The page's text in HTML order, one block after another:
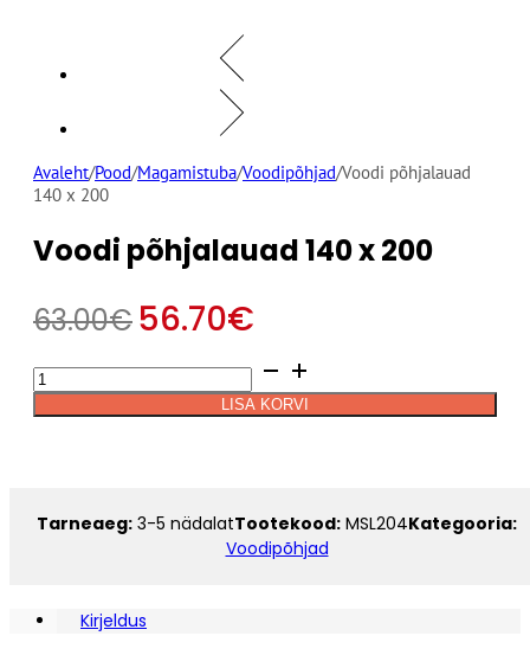
Avaleht/Pood/Magamistuba/Voodipõhjad/Voodi põhjalauad
140 x 200
Voodi põhjalauad 140 x 200
63.00€56.70€
Voodi
põhjalauad
140
LISA KORVI
Alternative:
Tarneaeg: 3-5 nädalatTootekood: MSL204Kategooria:
Voodipõhjad
Kirjeldus